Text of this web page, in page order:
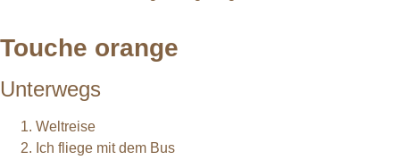
Touche orange
Unterwegs
Weltreise
Ich fliege mit dem Bus